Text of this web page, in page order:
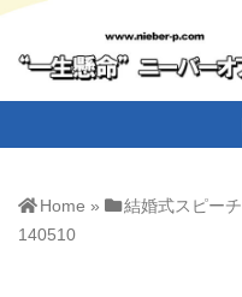
Home » 結婚式スピーチ
140510